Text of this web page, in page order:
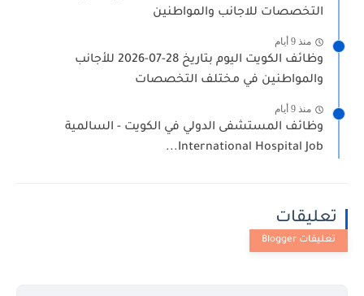
التخصصات للاجانب والمواطنين
منذ 9 أيام
وظائف الكويت اليوم بتاريخ 28-07-2026 للأجانب
والمواطنين في مختلف التخصصات
منذ 9 أيام
وظائف المستشفى الدولي في الكويت - السالمية
International Hospital Job...
تعليقات